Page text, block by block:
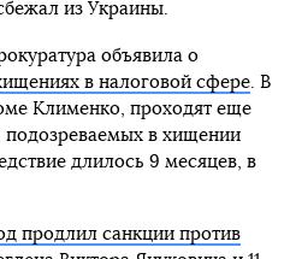
из Украины.
объявила о
в налоговой сфере. В
Клименко, проходят еще
подозреваемых в хищении
длилось 9 месяцев, в
продлил санкции против